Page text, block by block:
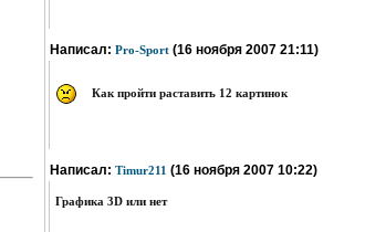
Написал: Pro-Sport (16 ноября 2007 21:11)
Как пройти раставить 12 картинок
Написал: Timur211 (16 ноября 2007 10:22)
Графика 3D или нет